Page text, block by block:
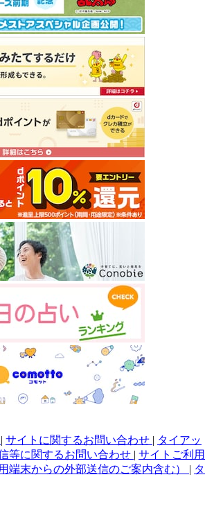
| サイトに関するお問い合わせ | タイアッ
等に関するお問い合わせ | サイトご利用
端末からの外部送信のご案内含む） | タ